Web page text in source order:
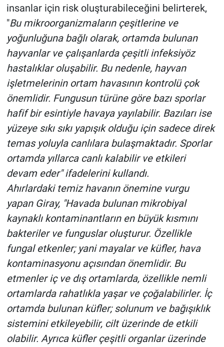
insanlar için risk oluşturabileceğini belirterek,
"Bu mikroorganizmaların çeşitlerine ve
yoğunluğuna bağlı olarak, ortamda bulunan
hayvanlar ve çalışanlarda çeşitli infeksiyöz
hastalıklar oluşabilir. Bu nedenle, hayvan
işletmelerinin ortam havasının kontrolü çok
önemlidir. Fungusun türüne göre bazı sporlar
hafif bir esintiyle havaya yayılabilir. Bazıları ise
yüzeye sıkı sıkı yapışık olduğu için sadece direk
temas yoluyla canlılara bulaşmaktadır. Sporlar
ortamda yıllarca canlı kalabilir ve etkileri
devam eder" ifadelerini kullandı.
Ahırlardaki temiz havanın önemine vurgu
yapan Giray, "Havada bulunan mikrobiyal
kaynaklı kontaminantların en büyük kısmını
bakteriler ve funguslar oluşturur. Özellikle
fungal etkenler; yani mayalar ve küfler, hava
kontaminasyonu açısından önemlidir. Bu
etmenler iç ve dış ortamlarda, özellikle nemli
ortamlarda rahatlıkla yaşar ve çoğalabilirler. İç
ortamda bulunan küfler; solunum ve bağışıklık
sistemini etkileyebilir, cilt üzerinde de etkili
olabilir. Ayrıca küfler çeşitli organlar üzerinde